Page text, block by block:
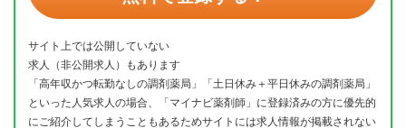
サイト上では公開していない
求人（非公開求人）もあります
「高年収かつ転勤なしの調剤薬局」「土日休み＋平日休みの調剤薬局」
といった人気求人の場合、「マイナビ薬剤師」に登録済みの方に優先的
にご紹介してしまうこともあるためサイトには求人情報が掲載されない